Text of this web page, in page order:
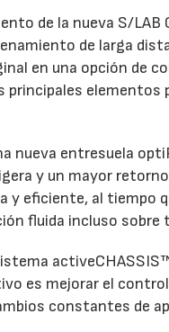
de la nueva S/LAB
de larga
en una opción de
elementos
nueva entresuela
y un mayor
y eficiente, al tiempo
fluida incluso sobre
es mejorar el
constantes de